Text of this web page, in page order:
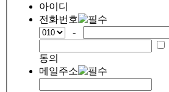
아이디
전화번호
-
동의
메일주소